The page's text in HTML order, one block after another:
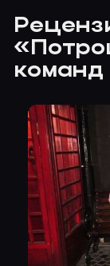
команд